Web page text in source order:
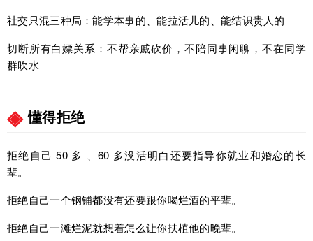
社交只混三种局：能学本事的、能拉活儿的、能结识贵人的
切断所有白嫖关系：不帮亲戚砍价，不陪同事闲聊，不在同学
群吹水
懂得拒绝
拒绝自己 50 多 、60 多没活明白还要指导你就业和婚恋的长
辈。
拒绝自己一个钢铺都没有还要跟你喝烂酒的平辈。
拒绝自己一滩烂泥就想着怎么让你扶植他的晚辈。